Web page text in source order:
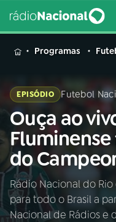
MENU
Buscar
na
Rádio
Nacional
Programas
EPISÓDIO Futebol
Ouça ao
do
Rádio Nacional do
para todo o Brasil a
Nacional de Rádios e